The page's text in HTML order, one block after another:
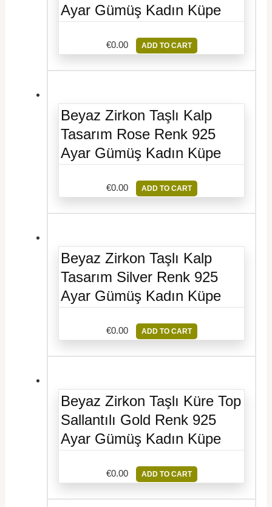
Ayar Gümüş Kadın Küpe
€0.00 ADD TO CART
Beyaz Zirkon Taşlı Kalp
Tasarım Rose Renk 925
Ayar Gümüş Kadın Küpe
€0.00 ADD TO CART
Beyaz Zirkon Taşlı Kalp
Tasarım Silver Renk 925
Ayar Gümüş Kadın Küpe
€0.00 ADD TO CART
Beyaz Zirkon Taşlı Küre Top
Sallantılı Gold Renk 925
Ayar Gümüş Kadın Küpe
€0.00 ADD TO CART